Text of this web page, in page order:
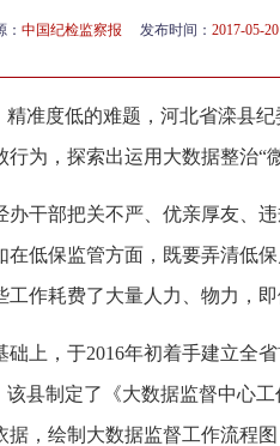
： 中国纪检监察报 发布时间： 2017-05-
准度低的难题，河北省滦县
为，探索出运用大数据整治“
干部把关不严、优亲厚友、
低保监管方面，既要弄清低
作耗费了大量人力、物力，
上，于2016年初着手建立全
县制定了《大数据监督中心
，绘制大数据监督工作流程